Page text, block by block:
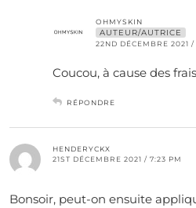
OHMYSKIN
AUTEUR/AUTRICE
22ND DÉCEMBRE 2021 /
Coucou, à cause des
RÉPONDRE
HENDERYCKX
21ST DÉCEMBRE 2021 / 7:23 PM
Bonsoir, peut-on ensuite